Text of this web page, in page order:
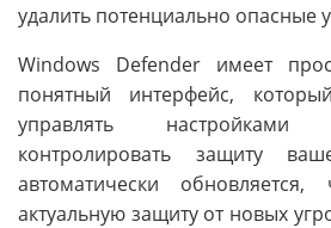
удалить потенциально опасные
Windows Defender имеет
понятный интерфейс,
управлять
контролировать защиту
автоматически
актуальную защиту от новых